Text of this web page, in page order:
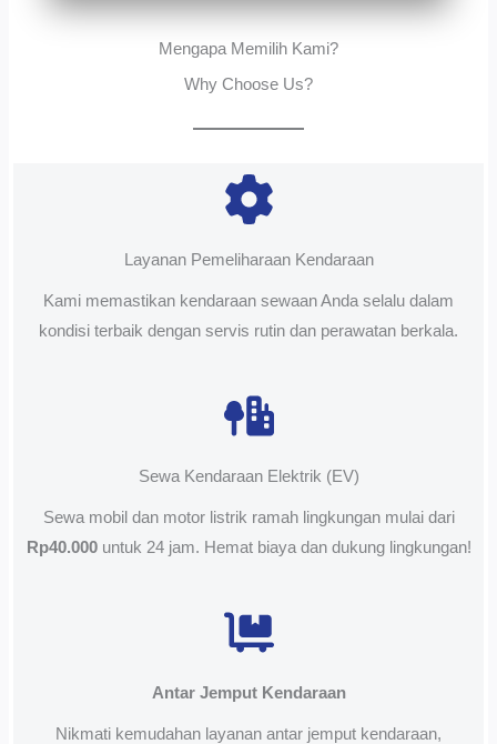
Mengapa Memilih Kami?
Why Choose Us?
Layanan Pemeliharaan Kendaraan
Kami memastikan kendaraan sewaan Anda selalu dalam
kondisi terbaik dengan servis rutin dan perawatan berkala.
Sewa Kendaraan Elektrik (EV)
Sewa mobil dan motor listrik ramah lingkungan mulai dari
Rp40.000untuk 24 jam. Hemat biaya dan dukung lingkungan!
Antar Jemput Kendaraan
Nikmati kemudahan layanan antar jemput kendaraan,